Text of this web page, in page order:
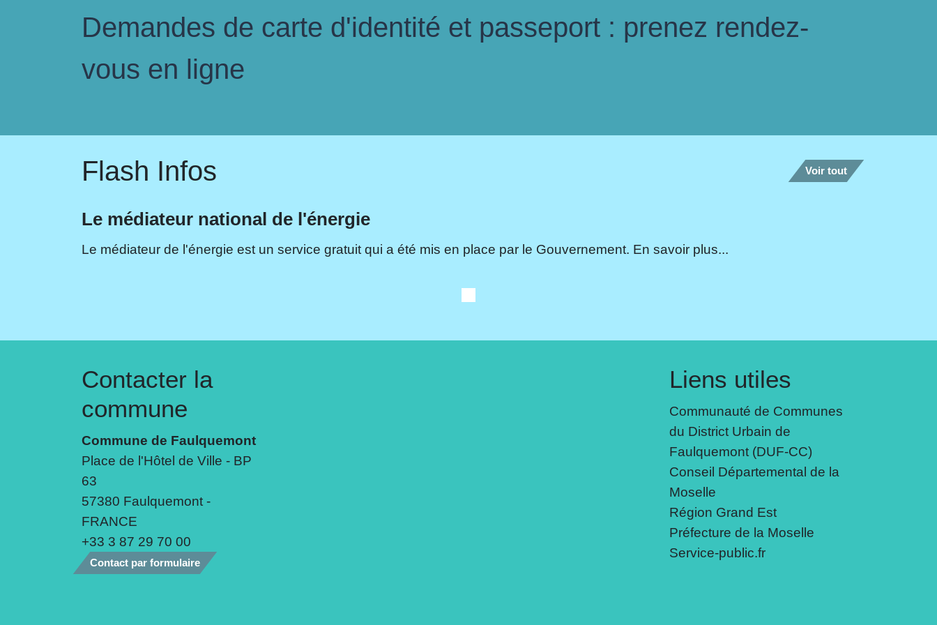
Demandes de carte d'identité et passeport : prenez rendez-
vous en ligne
Flash Infos Voir tout
Le médiateur national de l'énergie
Le médiateur de l'énergie est un service gratuit qui a été mis en place par le Gouvernement. En savoir plus...
Contacter la
commune
Commune de Faulquemont
Place de l'Hôtel de Ville - BP
63
57380 Faulquemont -
FRANCE
+33 3 87 29 70 00
Contact par formulaire
Liens utiles
Communauté de Communes
du District Urbain de
Faulquemont (DUF-CC)
Conseil Départemental de la
Moselle
Région Grand Est
Préfecture de la Moselle
Service-public.fr